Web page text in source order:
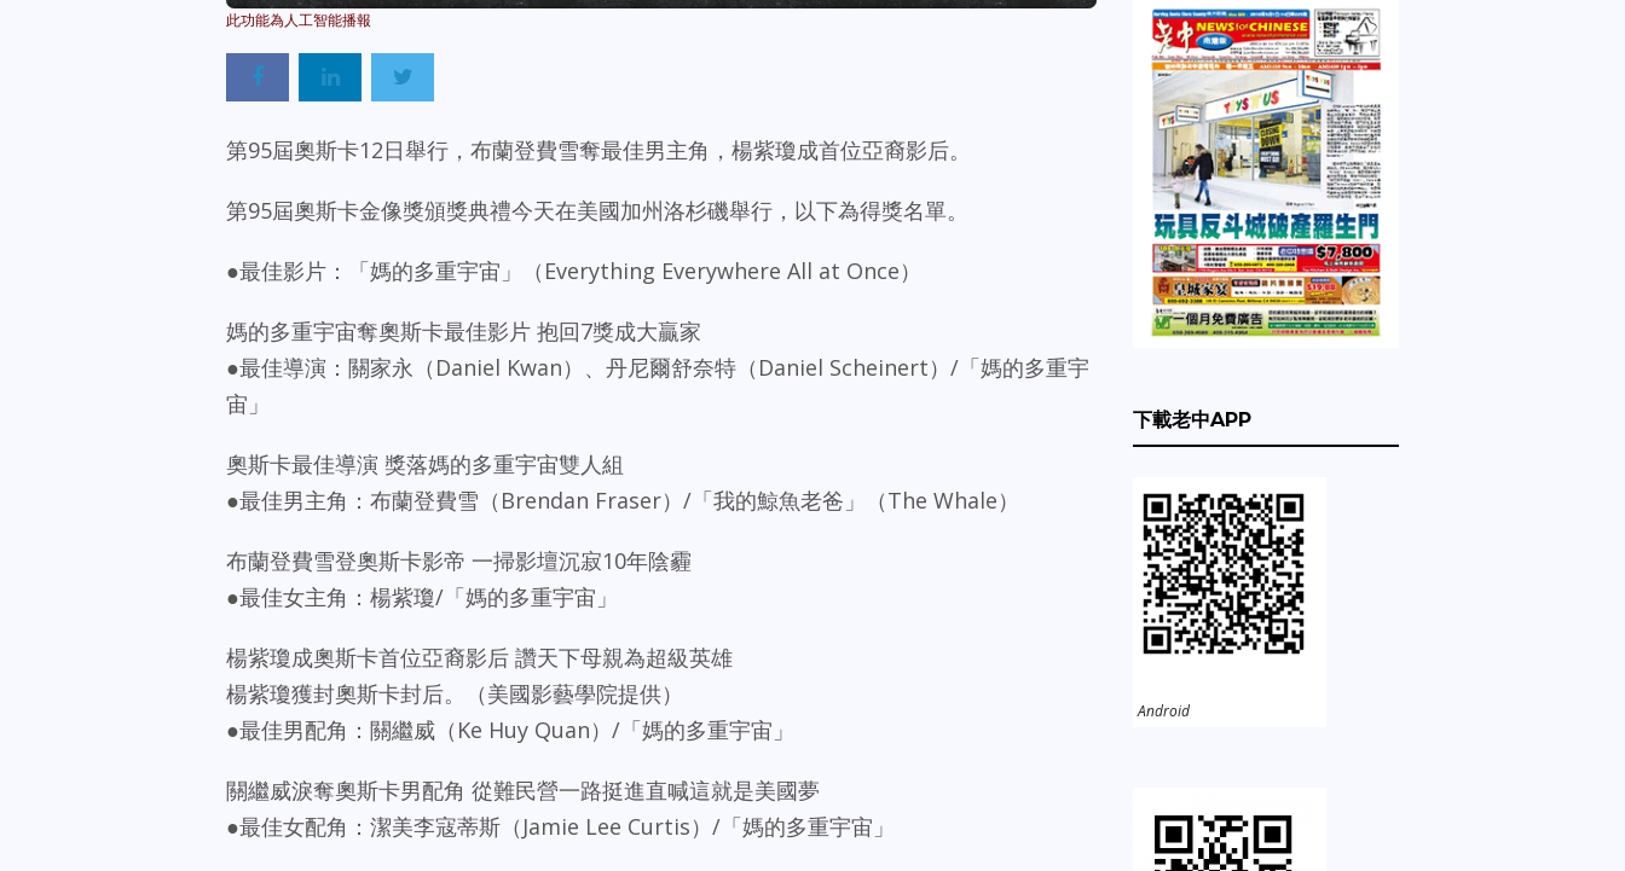
第95屆奧斯卡12日舉行，布蘭登費雪奪最佳男主角，楊紫瓊成首位亞裔影后。
第95屆奧斯卡金像獎頒獎典禮今天在美國加州洛杉磯舉行，以下為得獎名單。
●最佳影片：「媽的多重宇宙」（Everything Everywhere All at Once）
媽的多重宇宙奪奧斯卡最佳影片 抱回7獎成大贏家
●最佳導演：關家永（Daniel Kwan）、丹尼爾舒奈特（Daniel Scheinert）/「媽的多重宇
宙」
奧斯卡最佳導演 獎落媽的多重宇宙雙人組
●最佳男主角：布蘭登費雪（Brendan Fraser）/「我的鯨魚老爸」（The Whale）
布蘭登費雪登奧斯卡影帝 一掃影壇沉寂10年陰霾
●最佳女主角：楊紫瓊/「媽的多重宇宙」
楊紫瓊成奧斯卡首位亞裔影后 讚天下母親為超級英雄
楊紫瓊獲封奧斯卡封后。（美國影藝學院提供）
●最佳男配角：關繼威（Ke Huy Quan）/「媽的多重宇宙」
關繼威淚奪奧斯卡男配角 從難民營一路挺進直喊這就是美國夢
●最佳女配角：潔美李寇蒂斯（Jamie Lee Curtis）/「媽的多重宇宙」
下載老中APP
Android